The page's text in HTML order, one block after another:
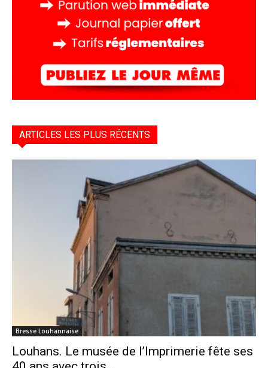
ARTICLES LES PLUS RÉCENTS
Bresse Louhannaise
Louhans. Le musée de l’Imprimerie fête ses